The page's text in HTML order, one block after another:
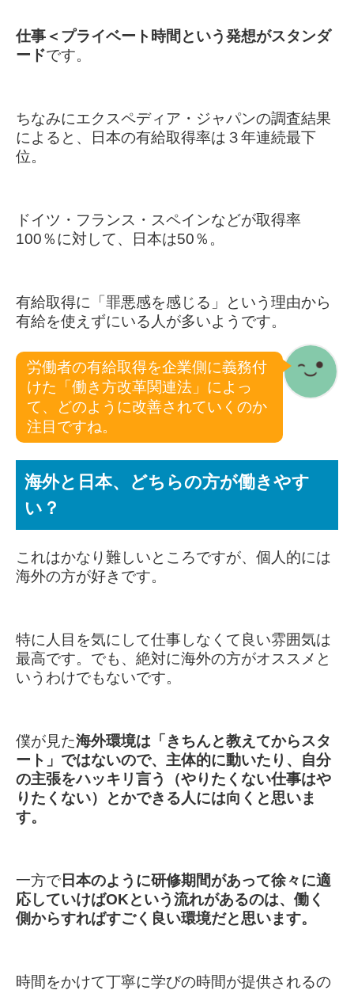
仕事＜プライベート時間という発想がスタンダ
ードです。
ちなみにエクスペディア・ジャパンの調査結果
によると、日本の有給取得率は３年連続最下
位。
ドイツ・フランス・スペインなどが取得率
100％に対して、日本は50％。
有給取得に「罪悪感を感じる」という理由から
有給を使えずにいる人が多いようです。
労働者の有給取得を企業側に義務付
けた「働き方改革関連法」によっ
て、どのように改善されていくのか
注目ですね。
海外と日本、どちらの方が働きやす
い？
これはかなり難しいところですが、 個人的には
海外の方が好きです。
特に人目を気にして仕事しなくて良い雰囲気は
最高です。でも、絶対に海外の方がオススメと
いうわけでもないです。
僕が見た海外環境は「きちんと教えてからスタ
ート」ではないので、 主体的に動いたり、自分
の主張をハッキリ言う（やりたくない仕事はや
りたくない）とかできる人には向くと思いま
す。
一方で 日本のように研修期間があって徐々に適
応していけばOKという流れがあるのは、働く
側からすればすごく良い環境だと思います。
時間をかけて丁寧に学びの時間が提供されるの